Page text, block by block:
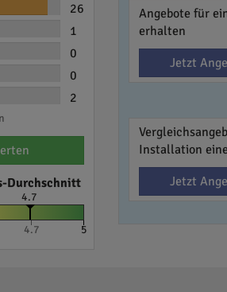
26
1
0
0
2
Durchschnitt
4.7
4.7 5
Angebote für
erhalten
Jetzt
Installation
Jetzt